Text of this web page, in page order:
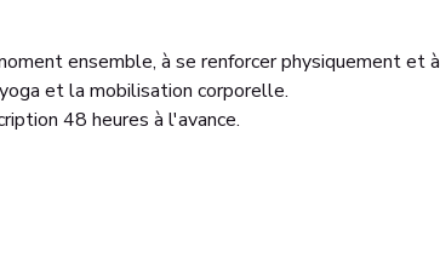
ensemble, à se renforcer physiquement et à
et la mobilisation corporelle.
48 heures à l'avance.